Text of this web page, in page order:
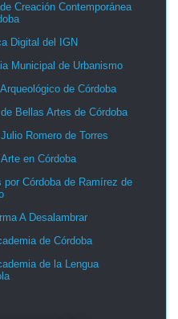
Creación Contemporánea
Digital del IGN
Municipal de Urbanismo
de Córdoba
Bellas Artes de Córdoba
Romero de Torres
en Córdoba
por Córdoba de Ramírez de
A Desalambrar
de Córdoba
de la Lengua